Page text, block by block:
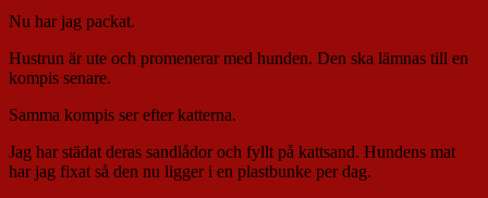
Nu har jag packat.
Hustrun är ute och promenerar med hunden. Den ska lämnas till en
kompis senare.
Samma kompis ser efter katterna.
Jag har städat deras sandlådor och fyllt på kattsand. Hundens mat
har jag fixat så den nu ligger i en plastbunke per dag.